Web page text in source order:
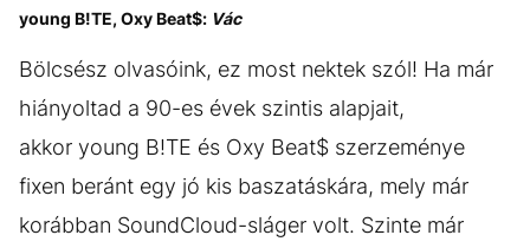
young B!TE, Oxy Beat$: Vác
Bölcsész olvasóink, ez most nektek szól! Ha már
hiányoltad a 90-es évek szintis alapjait,
akkor young B!TE és Oxy Beat$ szerzeménye
fixen beránt egy jó kis baszatáskára, mely már
korábban SoundCloud-sláger volt. Szinte már